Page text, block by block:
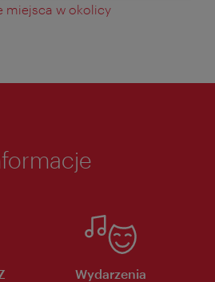
miejsca w okolicy
Wydarzenia